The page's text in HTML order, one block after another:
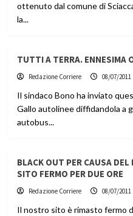
ottenuto dal comune di
la...
TUTTI A TERRA. ENNESIMA
Redazione Corriere 08/07/2011
Il sindaco Bono ha inviato
Gallo autolinee diffidandola a
autobus...
BLACK OUT PER CAUSA
SITO FERMO PER DUE ORE
Redazione Corriere 08/07/2011
Il nostro sito è rimasto fermo